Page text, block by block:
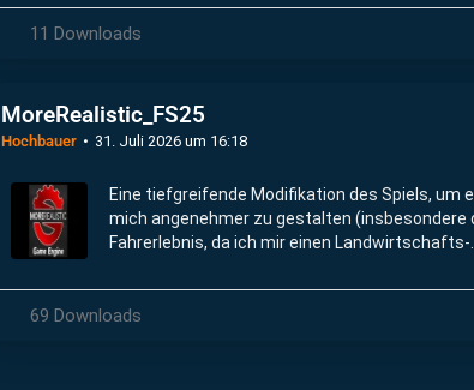
11 Downloads
MoreRealistic_FS25
Hochbauer 31. Juli 2026 um 16:18
Eine tiefgreifende Modifikation des Spiels, um
mich angenehmer zu gestalten (insbesondere
Fahrerlebnis, da ich mir einen Landwirtschafts-
69 Downloads